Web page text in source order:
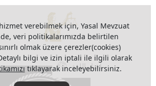
اختار اللغة
verebilmek için, Yasal Mevzuat
veri politikalarımızda belirtilen
olmak üzere çerezler(cookies)
bilgi ve izin iptali ile ilgili olarak
tıklayarak inceleyebilirsiniz.